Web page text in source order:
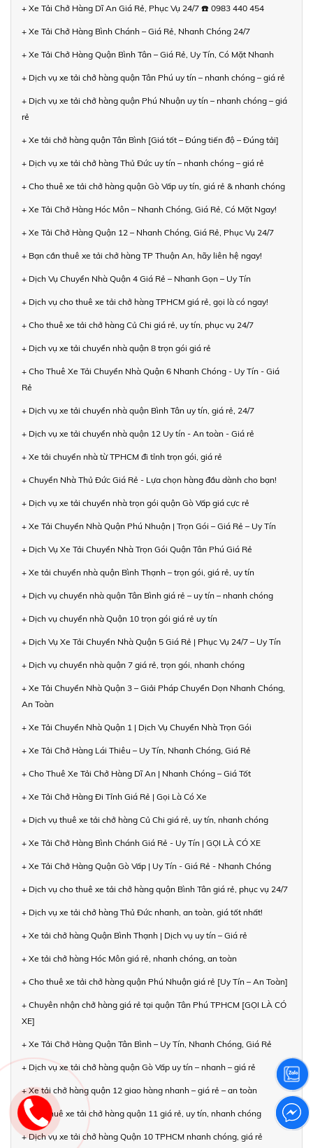
+ Xe Tải Chở Hàng Dĩ An Giá Rẻ, Phục Vụ 24/7 ☎️ 0983 440 454
+ Xe Tải Chở Hàng Bình Chánh – Giá Rẻ, Nhanh Chóng 24/7
+ Xe Tải Chở Hàng Quận Bình Tân – Giá Rẻ, Uy Tín, Có Mặt Nhanh
+ Dịch vụ xe tải chở hàng quận Tân Phú uy tín – nhanh chóng – giá rẻ
+ Dịch vụ xe tải chở hàng quận Phú Nhuận uy tín – nhanh chóng – giá
rẻ
+ Xe tải chở hàng quận Tân Bình [Giá tốt – Đúng tiến độ – Đúng tải]
+ Dịch vụ xe tải chở hàng Thủ Đức uy tín – nhanh chóng – giá rẻ
+ Cho thuê xe tải chở hàng quận Gò Vấp uy tín, giá rẻ & nhanh chóng
+ Xe Tải Chở Hàng Hóc Môn – Nhanh Chóng, Giá Rẻ, Có Mặt Ngay!
+ Xe Tải Chở Hàng Quận 12 – Nhanh Chóng, Giá Rẻ, Phục Vụ 24/7
+ Bạn cần thuê xe tải chở hàng TP Thuận An, hãy liên hệ ngay!
+ Dịch Vụ Chuyển Nhà Quận 4 Giá Rẻ – Nhanh Gọn – Uy Tín
+ Dịch vụ cho thuê xe tải chở hàng TPHCM giá rẻ, gọi là có ngay!
+ Cho thuê xe tải chở hàng Củ Chi giá rẻ, uy tín, phục vụ 24/7
+ Dịch vụ xe tải chuyển nhà quận 8 trọn gói giá rẻ
+ Cho Thuê Xe Tải Chuyển Nhà Quận 6 Nhanh Chóng - Uy Tín - Giá
Rẻ
+ Dịch vụ xe tải chuyển nhà quận Bình Tân uy tín, giá rẻ, 24/7
+ Dịch vụ xe tải chuyển nhà quận 12 Uy tín - An toàn - Giá rẻ
+ Xe tải chuyển nhà từ TPHCM đi tỉnh trọn gói, giá rẻ
+ Chuyển Nhà Thủ Đức Giá Rẻ - Lựa chọn hàng đầu dành cho bạn!
+ Dịch vụ xe tải chuyển nhà trọn gói quận Gò Vấp giá cực rẻ
+ Xe Tải Chuyển Nhà Quận Phú Nhuận | Trọn Gói – Giá Rẻ – Uy Tín
+ Dịch Vụ Xe Tải Chuyển Nhà Trọn Gói Quận Tân Phú Giá Rẻ
+ Xe tải chuyển nhà quận Bình Thạnh – trọn gói, giá rẻ, uy tín
+ Dịch vụ chuyển nhà quận Tân Bình giá rẻ – uy tín – nhanh chóng
+ Dịch vụ chuyển nhà Quận 10 trọn gói giá rẻ uy tín
+ Dịch Vụ Xe Tải Chuyển Nhà Quận 5 Giá Rẻ | Phục Vụ 24/7 – Uy Tín
+ Dịch vụ chuyển nhà quận 7 giá rẻ, trọn gói, nhanh chóng
+ Xe Tải Chuyển Nhà Quận 3 – Giải Pháp Chuyển Dọn Nhanh Chóng,
An Toàn
+ Xe Tải Chuyển Nhà Quận 1 | Dịch Vụ Chuyển Nhà Trọn Gói
+ Xe Tải Chở Hàng Lái Thiêu – Uy Tín, Nhanh Chóng, Giá Rẻ
+ Cho Thuê Xe Tải Chở Hàng Dĩ An | Nhanh Chóng – Giá Tốt
+ Xe Tải Chở Hàng Đi Tỉnh Giá Rẻ | Gọi Là Có Xe
+ Dịch vụ thuê xe tải chở hàng Củ Chi giá rẻ, uy tín, nhanh chóng
+ Xe Tải Chở Hàng Bình Chánh Giá Rẻ - Uy Tín | GỌI LÀ CÓ XE
+ Xe Tải Chở Hàng Quận Gò Vấp | Uy Tín - Giá Rẻ - Nhanh Chóng
+ Dịch vụ cho thuê xe tải chở hàng quận Bình Tân giá rẻ, phục vụ 24/7
+ Dịch vụ xe tải chở hàng Thủ Đức nhanh, an toàn, giá tốt nhất!
+ Xe tải chở hàng Quận Bình Thạnh | Dịch vụ uy tín – Giá rẻ
+ Xe tải chở hàng Hóc Môn giá rẻ, nhanh chóng, an toàn
+ Cho thuê xe tải chở hàng quận Phú Nhuận giá rẻ [Uy Tín – An Toàn]
+ Chuyên nhận chở hàng giá rẻ tại quận Tân Phú TPHCM [GỌI LÀ CÓ
XE]
+ Xe Tải Chở Hàng Quận Tân Bình – Uy Tín, Nhanh Chóng, Giá Rẻ
+ Dịch vụ xe tải chở hàng quận Gò Vấp uy tín – nhanh – giá rẻ
+ Xe tải chở hàng quận 12 giao hàng nhanh – giá rẻ – an toàn
+ Cho thuê xe tải chở hàng quận 11 giá rẻ, uy tín, nhanh chóng
+ Dịch vụ xe tải chở hàng Quận 10 TPHCM nhanh chóng, giá rẻ